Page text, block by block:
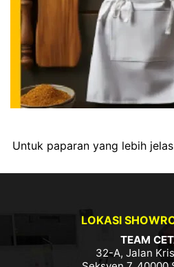
Untuk paparan yang lebih
LOKASI
TEAM
32-A, Jalan